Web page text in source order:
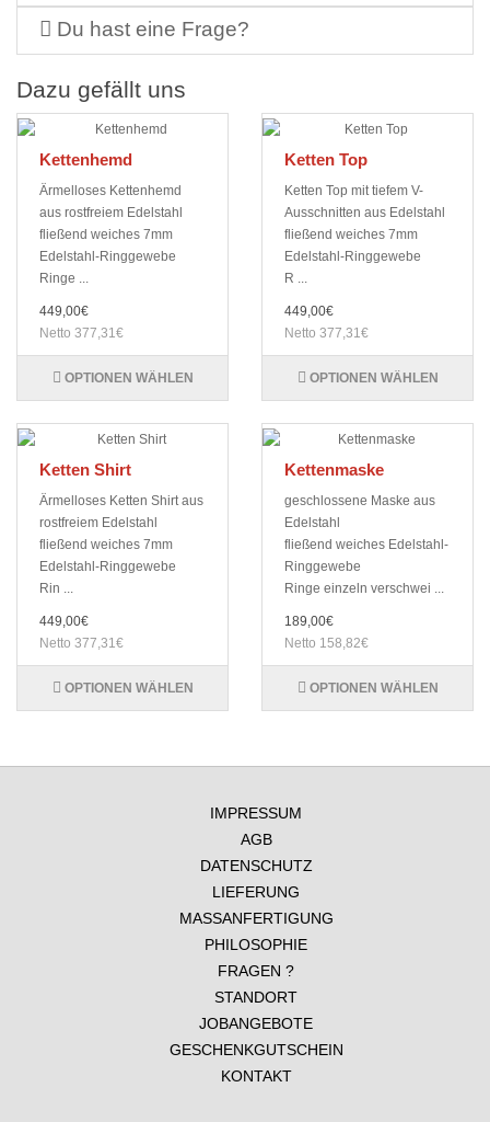
Du hast eine Frage?
Dazu gefällt uns
Kettenhemd
Ärmelloses Kettenhemd
aus rostfreiem Edelstahl
fließend weiches 7mm
Edelstahl-Ringgewebe
Ringe ...
449,00€
Netto 377,31€
OPTIONEN WÄHLEN
Ketten Top
Ketten Top mit tiefem V-
Ausschnitten aus Edelstahl
fließend weiches 7mm
Edelstahl-Ringgewebe
R ...
449,00€
Netto 377,31€
OPTIONEN WÄHLEN
Ketten Shirt
Ärmelloses Ketten Shirt aus
rostfreiem Edelstahl
fließend weiches 7mm
Edelstahl-Ringgewebe
Rin ...
449,00€
Netto 377,31€
OPTIONEN WÄHLEN
Kettenmaske
geschlossene Maske aus
Edelstahl
fließend weiches Edelstahl-
Ringgewebe
Ringe einzeln verschwei ...
189,00€
Netto 158,82€
OPTIONEN WÄHLEN
IMPRESSUM
AGB
DATENSCHUTZ
LIEFERUNG
MASSANFERTIGUNG
PHILOSOPHIE
FRAGEN ?
STANDORT
JOBANGEBOTE
GESCHENKGUTSCHEIN
KONTAKT